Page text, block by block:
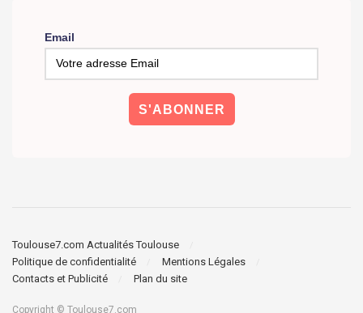
Email
Toulouse7.com Actualités Toulouse
Politique de confidentialité
Mentions Légales
Contacts et Publicité
Plan du site
Copyright © Toulouse7.com